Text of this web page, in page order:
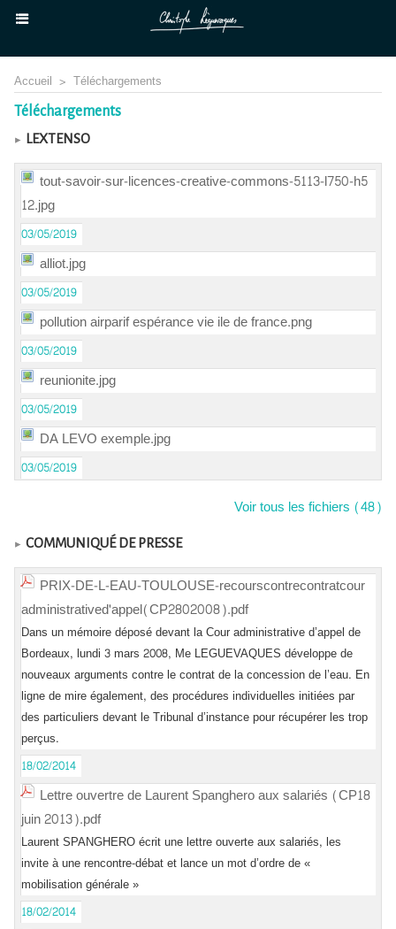
Accueil > Téléchargements
Téléchargements
LEXTENSO
tout-savoir-sur-licences-creative-commons-5113-l750-h5
12.jpg
03/05/2019
alliot.jpg
03/05/2019
pollution airparif espérance vie ile de france.png
03/05/2019
reunionite.jpg
03/05/2019
DA LEVO exemple.jpg
03/05/2019
Voir tous les fichiers (48)
COMMUNIQUÉ DE PRESSE
PRIX-DE-L-EAU-TOULOUSE-recourscontrecontratcour
administratived'appel(CP2802008).pdf
Dans un mémoire déposé devant la Cour administrative d’appel de
Bordeaux, lundi 3 mars 2008, Me LEGUEVAQUES développe de
nouveaux arguments contre le contrat de la concession de l’eau. En
ligne de mire également, des procédures individuelles initiées par
des particuliers devant le Tribunal d’instance pour récupérer les trop
perçus.
18/02/2014
Lettre ouvertre de Laurent Spanghero aux salariés (CP18
juin 2013).pdf
Laurent SPANGHERO écrit une lettre ouverte aux salariés, les
invite à une rencontre-débat et lance un mot d’ordre de «
mobilisation générale »
18/02/2014